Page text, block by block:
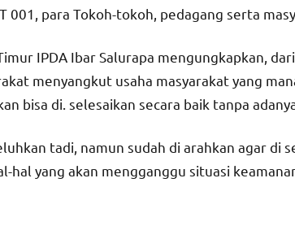
001, para Tokoh-tokoh, pedagang serta
IPDA Ibar Salurapa mengungkapkan,
menyangkut usaha masyarakat yang
bisa di. selesaikan secara baik tanpa
tadi, namun sudah di arahkan agar di
yang akan mengganggu situasi